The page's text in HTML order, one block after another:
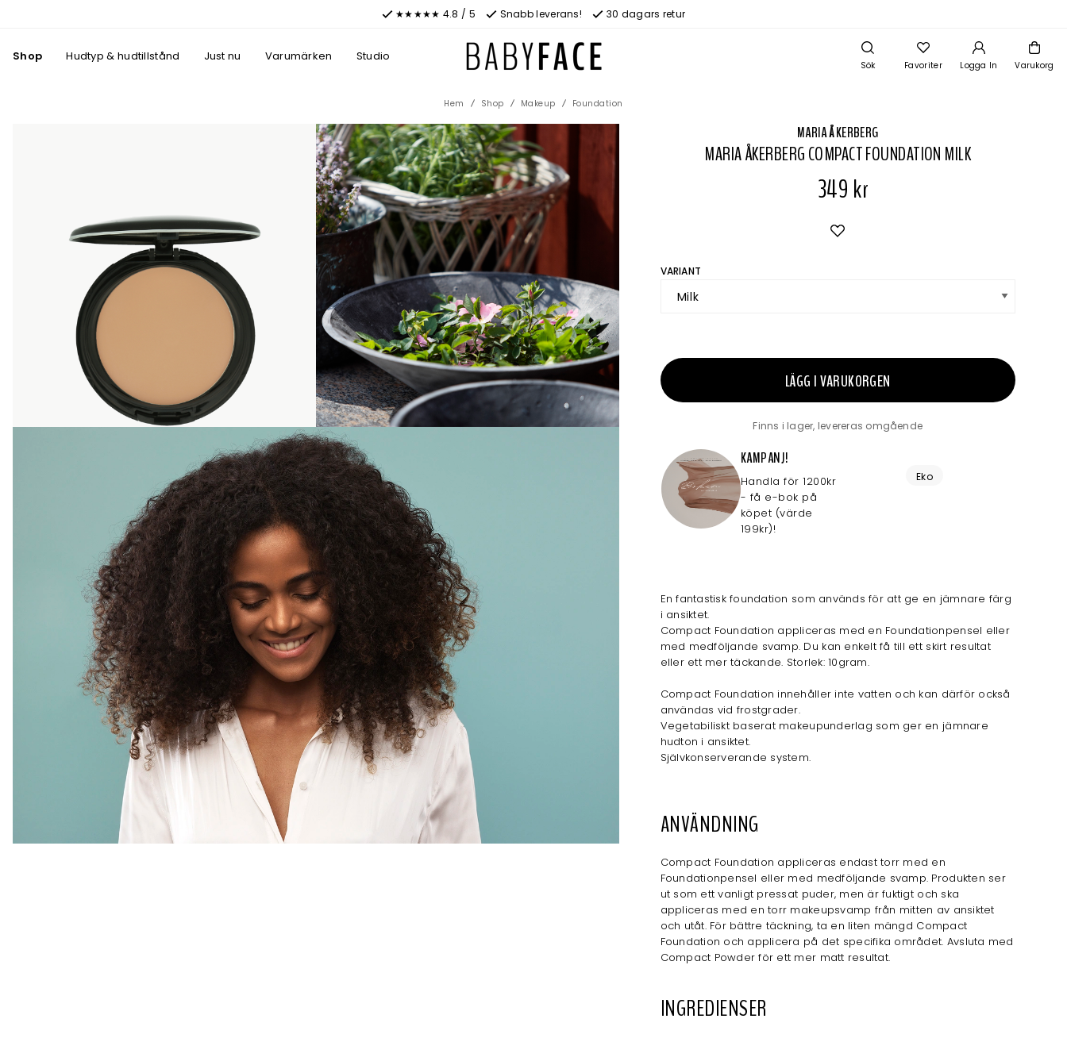
★★★★★ 4.8 / 5 Snabb leverans! 30 dagars retur
Shop Hudtyp & hudtillstånd Just nu Varumärken Studio
Varukorg
Logga In
Favoriter
Sök
Hem Shop Makeup Foundation
MARIA ÅKERBERG
MARIA ÅKERBERG COMPACT FOUNDATION MILK
349 kr
VARIANT
LÄGG I VARUKORGEN
Finns i lager, levereras omgående
KAMPANJ!
Handla för 1200kr
- få e-bok på
köpet (värde
199kr)!
Eko
En fantastisk foundation som används för att ge en jämnare färg
i ansiktet.
Compact Foundation appliceras med en Foundationpensel eller
med medföljande svamp. Du kan enkelt få till ett skirt resultat
eller ett mer täckande. Storlek: 10gram.
Compact Foundation innehåller inte vatten och kan därför också
användas vid frostgrader.
Vegetabiliskt baserat makeupunderlag som ger en jämnare
hudton i ansiktet.
Självkonserverande system.
ANVÄNDNING
Compact Foundation appliceras endast torr med en
Foundationpensel eller med medföljande svamp. Produkten ser
ut som ett vanligt pressat puder, men är fuktigt och ska
appliceras med en torr makeupsvamp från mitten av ansiktet
och utåt. För bättre täckning, ta en liten mängd Compact
Foundation och applicera på det specifika området. Avsluta med
Compact Powder för ett mer matt resultat.
INGREDIENSER